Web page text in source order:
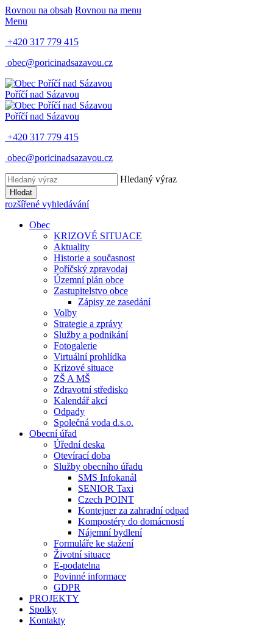
Rovnou na obsah Rovnou na menu
Menu
+420 317 779 415
obec@poricinadsazavou.cz
Poříčí nad Sázavou
Poříčí nad Sázavou
+420 317 779 415
obec@poricinadsazavou.cz
Hledaný výraz
Hledat
rozšířené vyhledávání
Obec
KRIZOVÉ SITUACE
Aktuality
Historie a současnost
Poříčský zpravodaj
Územní plán obce
Zastupitelstvo obce
Zápisy ze zasedání
Volby
Strategie a zprávy
Služby a podnikání
Fotogalerie
Virtuální prohlídka
Krizové situace
ZŠ A MŠ
Zdravotní středisko
Kalendář akcí
Odpady
Společná voda d.s.o.
Obecní úřad
Úřední deska
Otevírací doba
Služby obecního úřadu
SMS Infokanál
SENIOR Taxi
Czech POINT
Kontejner za zahradní odpad
Kompostéry do domácností
Nájemní bydlení
Formuláře ke stažení
Životní situace
E-podatelna
Povinné informace
GDPR
PROJEKTY
Spolky
Kontakty